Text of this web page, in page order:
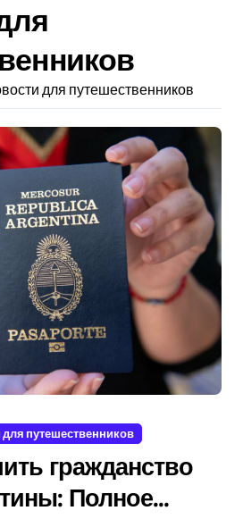
для путешественников
путешественников
гражданство
Полное